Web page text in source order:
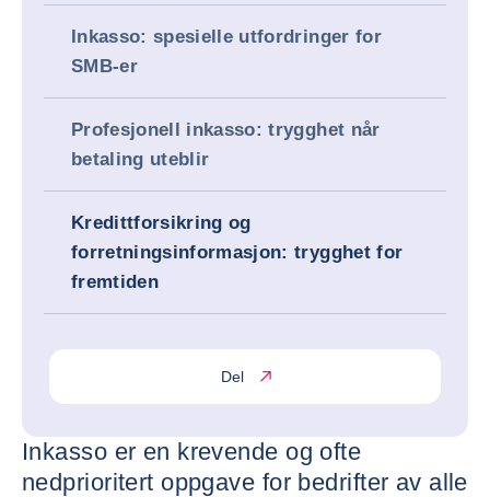
Inkasso: spesielle utfordringer for
SMB-er
Profesjonell inkasso: trygghet når
betaling uteblir
Kredittforsikring og
forretningsinformasjon: trygghet for
fremtiden
Del
Inkasso er en krevende og ofte
nedprioritert oppgave for bedrifter av alle